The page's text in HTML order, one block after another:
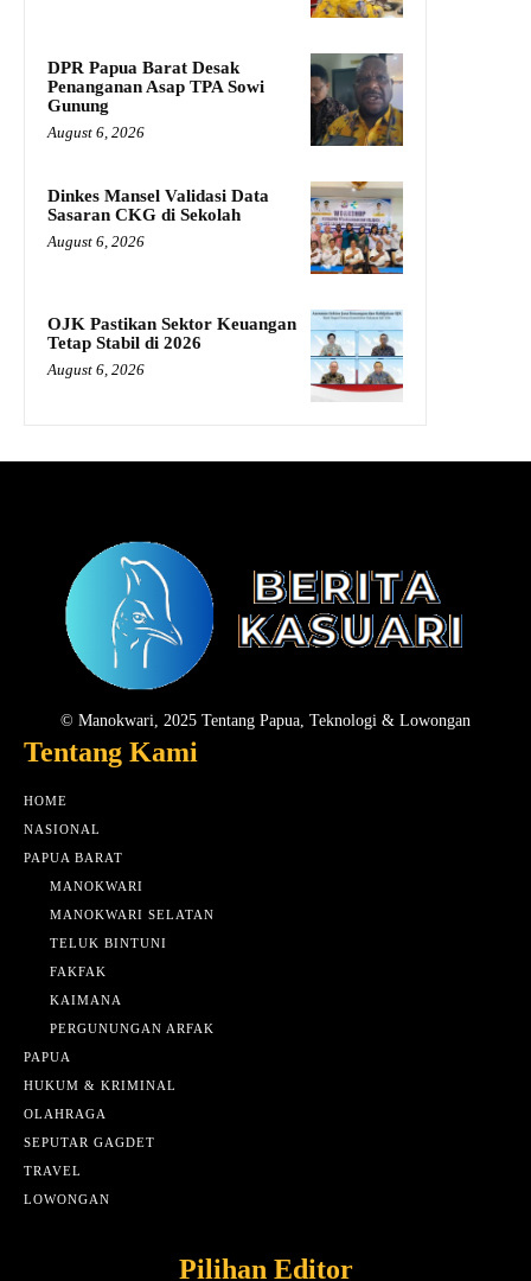
DPR Papua Barat Desak
Penanganan Asap TPA Sowi
Gunung
August 6, 2026
Dinkes Mansel Validasi Data
Sasaran CKG di Sekolah
August 6, 2026
OJK Pastikan Sektor Keuangan
Tetap Stabil di 2026
August 6, 2026
© Manokwari, 2025 Tentang Papua, Teknologi & Lowongan
Tentang Kami
HOME
NASIONAL
PAPUA BARAT
MANOKWARI
MANOKWARI SELATAN
TELUK BINTUNI
FAKFAK
KAIMANA
PERGUNUNGAN ARFAK
PAPUA
HUKUM & KRIMINAL
OLAHRAGA
SEPUTAR GAGDET
TRAVEL
LOWONGAN
Pilihan Editor